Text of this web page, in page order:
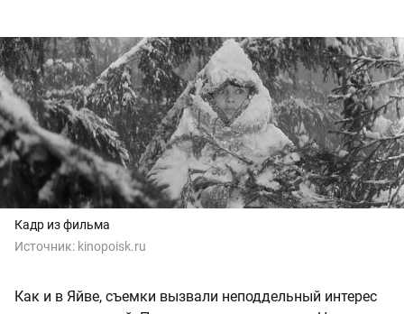
Кадр из фильма
Источник: kinopoisk.ru
Как и в Яйве, съемки вызвали неподдельный интерес